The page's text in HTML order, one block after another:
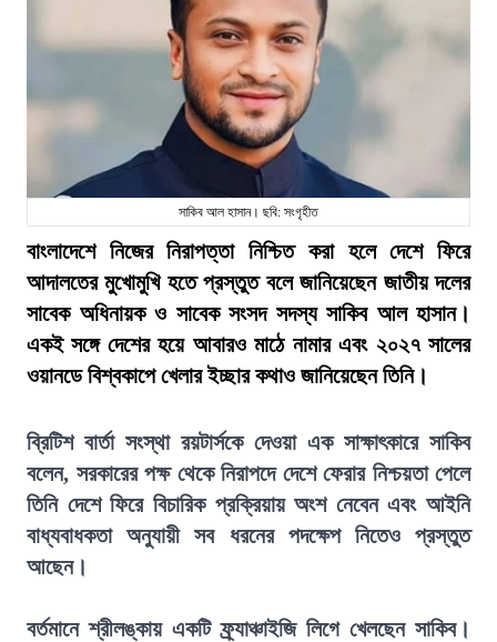
সাকিব আল হাসান। ছবি: সংগৃহীত
বাংলাদেশে নিজের নিরাপত্তা নিশ্চিত করা হলে দেশে ফিরে
আদালতের মুখোমুখি হতে প্রস্তুত বলে জানিয়েছেন জাতীয় দলের
সাবেক অধিনায়ক ও সাবেক সংসদ সদস্য সাকিব আল হাসান।
একই সঙ্গে দেশের হয়ে আবারও মাঠে নামার এবং ২০২৭ সালের
ওয়ানডে বিশ্বকাপে খেলার ইচ্ছার কথাও জানিয়েছেন তিনি।
ব্রিটিশ বার্তা সংস্থা রয়টার্সকে দেওয়া এক সাক্ষাৎকারে সাকিব
বলেন, সরকারের পক্ষ থেকে নিরাপদে দেশে ফেরার নিশ্চয়তা পেলে
তিনি দেশে ফিরে বিচারিক প্রক্রিয়ায় অংশ নেবেন এবং আইনি
বাধ্যবাধকতা অনুযায়ী সব ধরনের পদক্ষেপ নিতেও প্রস্তুত
আছেন।
বর্তমানে শ্রীলঙ্কায় একটি ফ্র্যাঞ্চাইজি লিগে খেলছেন সাকিব।